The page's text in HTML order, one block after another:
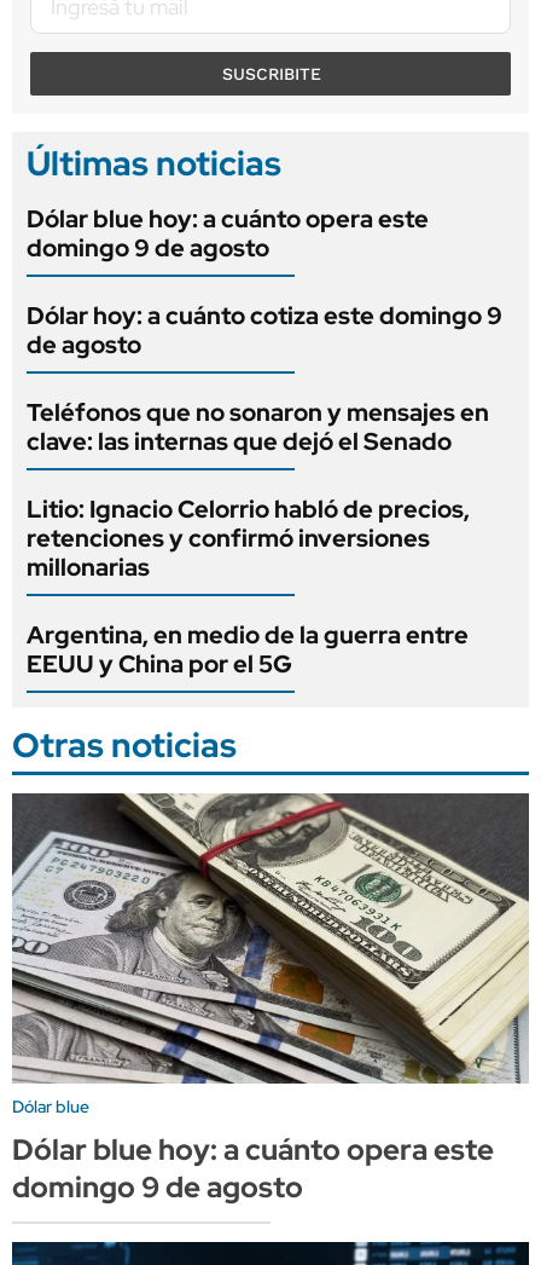
SUSCRIBITE
Últimas noticias
Dólar blue hoy: a cuánto opera este
domingo 9 de agosto
Dólar hoy: a cuánto cotiza este domingo 9
de agosto
Teléfonos que no sonaron y mensajes en
clave: las internas que dejó el Senado
Litio: Ignacio Celorrio habló de precios,
retenciones y confirmó inversiones
millonarias
Argentina, en medio de la guerra entre
EEUU y China por el 5G
Otras noticias
Dólar blue
Dólar blue hoy: a cuánto opera este
domingo 9 de agosto